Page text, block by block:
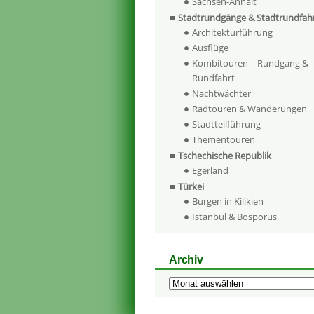
Stadtrundgänge &
Architekturführung
Ausflüge
Kombitouren – Rundgang &
Rundfahrt
Nachtwächter
Radtouren & Wanderungen
Stadtteilführung
Thementouren
Tschechische Republik
Egerland
Türkei
Burgen in Kilikien
Istanbul & Bosporus
Archiv
Archiv